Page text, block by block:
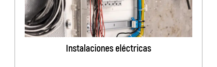
Instalaciones eléctricas